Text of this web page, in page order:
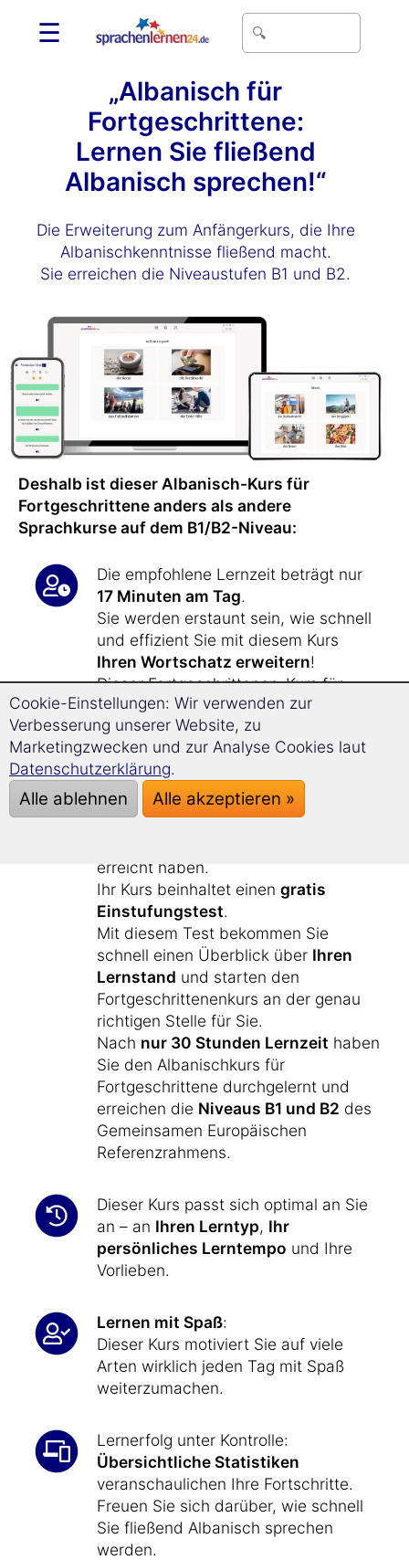
☰
„Albanisch für
Fortgeschrittene:
Lernen Sie fließend
Albanisch sprechen!“
Die Erweiterung zum Anfängerkurs, die Ihre
Albanischkenntnisse fließend macht.
Sie erreichen die Niveaustufen B1 und B2.
Deshalb ist dieser Albanisch-Kurs für
Fortgeschrittene anders als andere
Sprachkurse auf dem B1/B2-Niveau:
Die empfohlene Lernzeit beträgt nur
17 Minuten am Tag.
Sie werden erstaunt sein, wie schnell
und effizient Sie mit diesem Kurs
Ihren Wortschatz erweitern!
Dieser Fortgeschrittenen-Kurs für
Albanisch lehrt Sie über 1.800 neue
Vokabeln.
Dieser Sprachkurs für
Fortgeschrittene erweitert Ihre
Albanisch-Kenntnisse, die Sie mit
erreicht haben.
Ihr Kurs beinhaltet einen gratis
Einstufungstest.
Mit diesem Test bekommen Sie
schnell einen Überblick über Ihren
Lernstand und starten den
Fortgeschrittenenkurs an der genau
richtigen Stelle für Sie.
Nach nur 30 Stunden Lernzeit haben
Sie den Albanischkurs für
Fortgeschrittene durchgelernt und
erreichen die Niveaus B1 und B2 des
Gemeinsamen Europäischen
Referenzrahmens.
Dieser Kurs passt sich optimal an Sie
an – an Ihren Lerntyp, Ihr
persönliches Lerntempo und Ihre
Vorlieben.
Lernen mit Spaß:
Dieser Kurs motiviert Sie auf viele
Arten wirklich jeden Tag mit Spaß
weiterzumachen.
Lernerfolg unter Kontrolle:
Übersichtliche Statistiken
veranschaulichen Ihre Fortschritte.
Freuen Sie sich darüber, wie schnell
Sie fließend Albanisch sprechen
werden.
Cookie-Einstellungen: Wir verwenden zur
Verbesserung unserer Website, zu
Marketingzwecken und zur Analyse Cookies laut
Datenschutzerklärung.
Alle ablehnen Alle akzeptieren »